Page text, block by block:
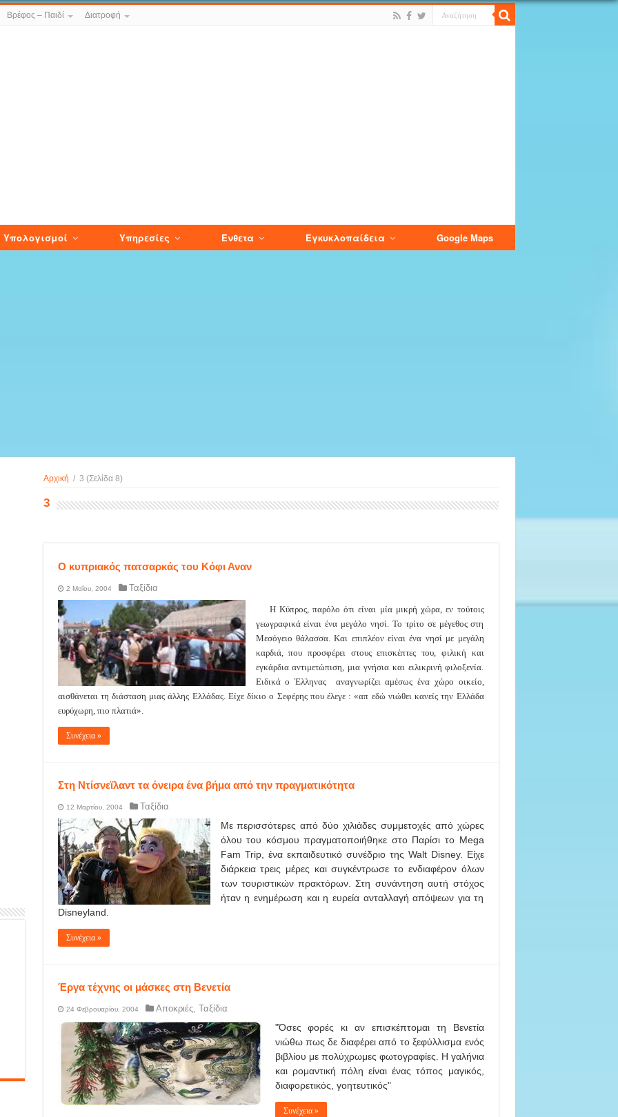
Βρέφος – Παιδί Διατροφή
Υπολογισμοί Υπηρεσίες Ενθετα Εγκυκλοπαίδεια Google Maps
Αρχική / 3 (Σελίδα 8)
3
Ο κυπριακός πατσαρκάς του Κόφι Αναν
2 Μαΐου, 2004 Ταξίδια
Η Κύπρος, παρόλο ότι είναι μία μικρή χώρα, εν τούτοις
γεωγραφικά είναι ένα μεγάλο νησί. Το τρίτο σε μέγεθος στη
Μεσόγειο θάλασσα. Και επιπλέον είναι ένα νησί με μεγάλη
καρδιά, που προσφέρει στους επισκέπτες του, φιλική και
εγκάρδια αντιμετώπιση, μια γνήσια και ειλικρινή φιλοξενία.
Ειδικά ο Έλληνας αναγνωρίζει αμέσως ένα χώρο οικείο,
αισθάνεται τη διάσταση μιας άλλης Ελλάδας. Είχε δίκιο ο Σεφέρης που έλεγε : «απ εδώ νιώθει κανείς την Ελλάδα
ευρύχωρη, πιο πλατιά».
Συνέχεια »
Στη Ντίσνεϊλαντ τα όνειρα ένα βήμα από την πραγματικότητα
12 Μαρτίου, 2004 Ταξίδια
Με περισσότερες από δύο χιλιάδες συμμετοχές από χώρες
όλου του κόσμου πραγματοποιήθηκε στο Παρίσι το Mega
Fam Trip, ένα εκπαιδευτικό συνέδριο της Walt Disney. Είχε
διάρκεια τρεις μέρες και συγκέντρωσε το ενδιαφέρον όλων
των τουριστικών πρακτόρων. Στη συνάντηση αυτή στόχος
ήταν η ενημέρωση και η ευρεία ανταλλαγή απόψεων για τη
Disneyland.
Συνέχεια »
Έργα τέχνης οι μάσκες στη Βενετία
24 Φεβρουαρίου, 2004 Αποκριές, Ταξίδια
"Όσες φορές κι αν επισκέπτομαι τη Βενετία
νιώθω πως δε διαφέρει από το ξεφύλλισμα ενός
βιβλίου με πολύχρωμες φωτογραφίες. Η γαλήνια
και ρομαντική πόλη είναι ένας τόπος μαγικός,
διαφορετικός, γοητευτικός"
Συνέχεια »